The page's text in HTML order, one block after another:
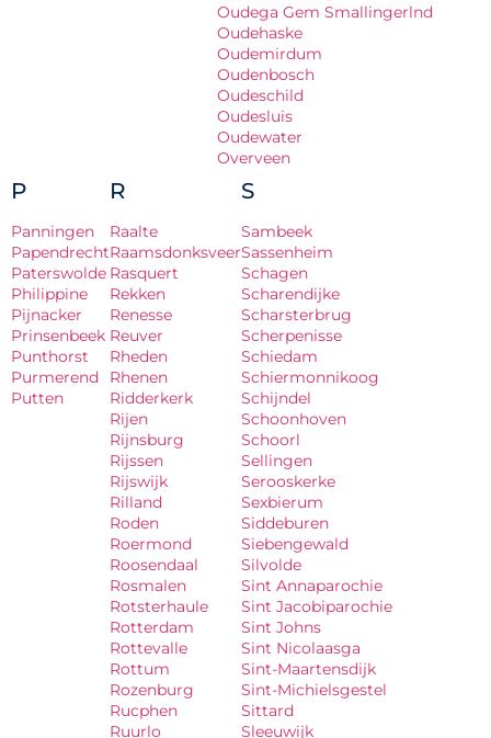
Oudega Gem Smallingerlnd
Oudehaske
Oudemirdum
Oudenbosch
Oudeschild
Oudesluis
Oudewater
Overveen
P
Panningen
Papendrecht
Paterswolde
Philippine
Pijnacker
Prinsenbeek
Punthorst
Purmerend
Putten
R
Raalte
Raamsdonksveer
Rasquert
Rekken
Renesse
Reuver
Rheden
Rhenen
Ridderkerk
Rijen
Rijnsburg
Rijssen
Rijswijk
Rilland
Roden
Roermond
Roosendaal
Rosmalen
Rotsterhaule
Rotterdam
Rottevalle
Rottum
Rozenburg
Rucphen
Ruurlo
S
Sambeek
Sassenheim
Schagen
Scharendijke
Scharsterbrug
Scherpenisse
Schiedam
Schiermonnikoog
Schijndel
Schoonhoven
Schoorl
Sellingen
Serooskerke
Sexbierum
Siddeburen
Siebengewald
Silvolde
Sint Annaparochie
Sint Jacobiparochie
Sint Johns
Sint Nicolaasga
Sint-Maartensdijk
Sint-Michielsgestel
Sittard
Sleeuwijk